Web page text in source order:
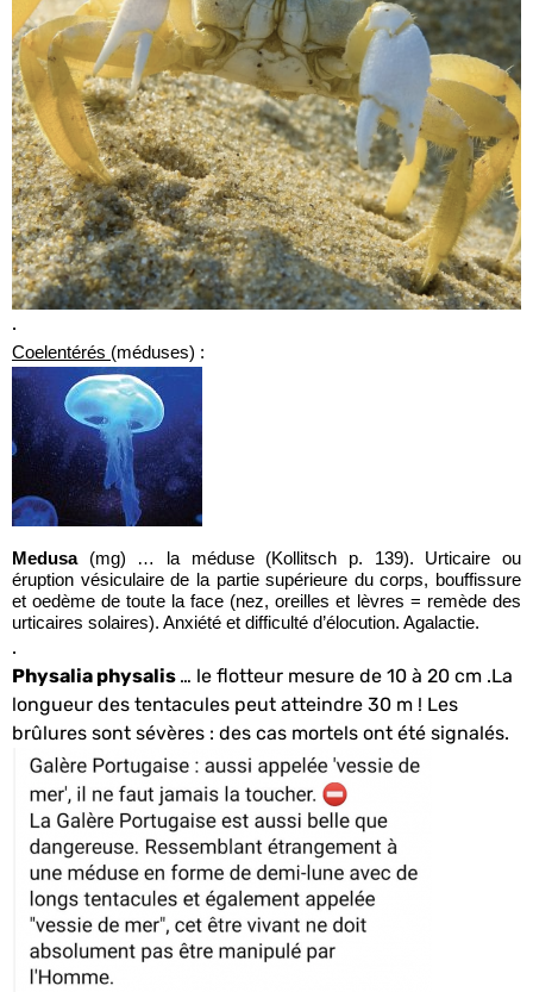
.
Coelentérés (méduses) :
Medusa(mg) … la méduse (Kollitsch p. 139). Urticaire ou
éruption vésiculaire de la partie supérieure du corps, bouffissure
et oedème de toute la face (nez, oreilles et lèvres = remède des
urticaires solaires). Anxiété et difficulté d’élocution. Agalactie.
.
Physalia physalis … le flotteur mesure de 10 à 20 cm .La
longueur des tentacules peut atteindre 30 m ! Les
brûlures sont sévères : des cas mortels ont été signalés.